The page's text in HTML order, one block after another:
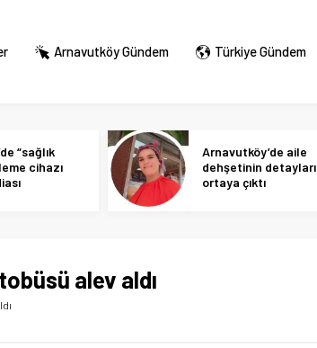
Arnavutköy Gündem Türkiye Gündem
“sağlık
cihazı
Arnavutköy’de aile
dehşetinin detayları
ortaya çıktı
alev aldı